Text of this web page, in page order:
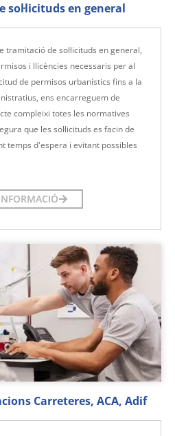
sol·licituds en general
de sol·licituds en general,
i llicències necessaris per al
de permisos urbanístics fins a la
ens encarreguem de
compleixi totes les normatives
que les sol·licituds es facin de
temps d'espera i evitant possibles
Carreteres, ACA, Adif